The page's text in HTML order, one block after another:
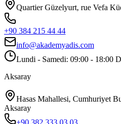
Quartier Güzelyurt, rue Vefa
+90 384 215 44 44
info@akademyadis.com
Lundi - Samedi: 09:00 - 18:00
Aksaray
Hasas Mahallesi, Cumhuriyet
Aksaray